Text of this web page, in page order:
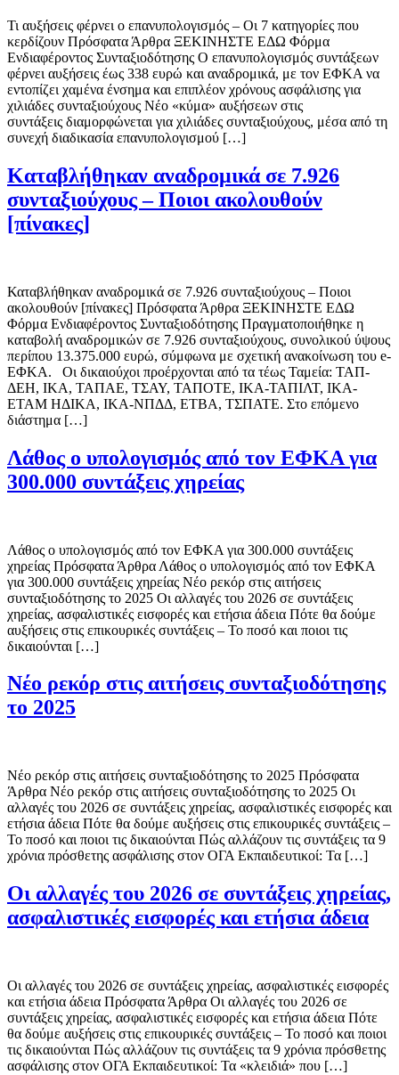
Τι αυξήσεις φέρνει ο επανυπολογισμός – Οι 7 κατηγορίες που
κερδίζουν Πρόσφατα Άρθρα ΞΕΚΙΝΗΣΤΕ ΕΔΩ Φόρμα
Ενδιαφέροντος Συνταξιοδότησης Ο επανυπολογισμός συντάξεων
φέρνει αυξήσεις έως 338 ευρώ και αναδρομικά, με τον ΕΦΚΑ να
εντοπίζει χαμένα ένσημα και επιπλέον χρόνους ασφάλισης για
χιλιάδες συνταξιούχους Νέο «κύμα» αυξήσεων στις
συντάξεις διαμορφώνεται για χιλιάδες συνταξιούχους, μέσα από τη
συνεχή διαδικασία επανυπολογισμού […]
Καταβλήθηκαν αναδρομικά σε 7.926
συνταξιούχους – Ποιοι ακολουθούν
[πίνακες]
Καταβλήθηκαν αναδρομικά σε 7.926 συνταξιούχους – Ποιοι
ακολουθούν [πίνακες] Πρόσφατα Άρθρα ΞΕΚΙΝΗΣΤΕ ΕΔΩ
Φόρμα Ενδιαφέροντος Συνταξιοδότησης Πραγματοποιήθηκε η
καταβολή αναδρομικών σε 7.926 συνταξιούχους, συνολικού ύψους
περίπου 13.375.000 ευρώ, σύμφωνα με σχετική ανακοίνωση του e-
ΕΦΚΑ. Οι δικαιούχοι προέρχονται από τα τέως Ταμεία: ΤΑΠ-
ΔΕΗ, ΙΚΑ, ΤΑΠΑΕ, ΤΣΑΥ, ΤΑΠΟΤΕ, ΙΚΑ-ΤΑΠΙΛΤ, ΙΚΑ-
ΕΤΑΜ ΗΔΙΚΑ, IKA-ΝΠΔΔ, ΕΤΒΑ, ΤΣΠΑΤΕ. Στο επόμενο
διάστημα […]
Λάθος ο υπολογισμός από τον ΕΦΚΑ για
300.000 συντάξεις χηρείας
Λάθος ο υπολογισμός από τον ΕΦΚΑ για 300.000 συντάξεις
χηρείας Πρόσφατα Άρθρα Λάθος ο υπολογισμός από τον ΕΦΚΑ
για 300.000 συντάξεις χηρείας Νέο ρεκόρ στις αιτήσεις
συνταξιοδότησης το 2025 Οι αλλαγές του 2026 σε συντάξεις
χηρείας, ασφαλιστικές εισφορές και ετήσια άδεια Πότε θα δούμε
αυξήσεις στις επικουρικές συντάξεις – Το ποσό και ποιοι τις
δικαιούνται […]
Νέο ρεκόρ στις αιτήσεις συνταξιοδότησης
το 2025
Νέο ρεκόρ στις αιτήσεις συνταξιοδότησης το 2025 Πρόσφατα
Άρθρα Νέο ρεκόρ στις αιτήσεις συνταξιοδότησης το 2025 Οι
αλλαγές του 2026 σε συντάξεις χηρείας, ασφαλιστικές εισφορές και
ετήσια άδεια Πότε θα δούμε αυξήσεις στις επικουρικές συντάξεις –
Το ποσό και ποιοι τις δικαιούνται Πώς αλλάζουν τις συντάξεις τα 9
χρόνια πρόσθετης ασφάλισης στον ΟΓΑ Εκπαιδευτικοί: Τα […]
Οι αλλαγές του 2026 σε συντάξεις χηρείας,
ασφαλιστικές εισφορές και ετήσια άδεια
Οι αλλαγές του 2026 σε συντάξεις χηρείας, ασφαλιστικές εισφορές
και ετήσια άδεια Πρόσφατα Άρθρα Οι αλλαγές του 2026 σε
συντάξεις χηρείας, ασφαλιστικές εισφορές και ετήσια άδεια Πότε
θα δούμε αυξήσεις στις επικουρικές συντάξεις – Το ποσό και ποιοι
τις δικαιούνται Πώς αλλάζουν τις συντάξεις τα 9 χρόνια πρόσθετης
ασφάλισης στον ΟΓΑ Εκπαιδευτικοί: Τα «κλειδιά» που […]